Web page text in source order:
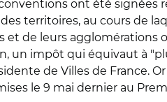
ont été signées
territoires, au cours de
et de leurs
un impôt qui équivaut à
de Villes de France.
le 9 mai dernier au